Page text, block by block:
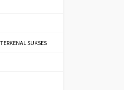
SUKSES